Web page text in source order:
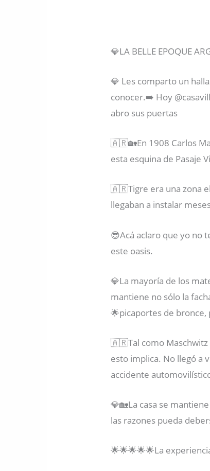
💎LA BELLE EPOQUE
💎 Les comparto un
conocer.➡️ Hoy
abro sus puertas
🇦🇷🏡En 1908 Carlos
esta esquina de Pasaje
🇦🇷Tigre era una zona
llegaban a instalar
😎Acá aclaro que yo no
este oasis.
💎La mayoría de los
mantiene no sólo la
🌟picaportes de bronce,
🇦🇷Tal como Maschwitz
esto implica. No llegó a
accidente
💎🏡La casa se
las razones pueda
🌟🌟🌟🌟🌟La